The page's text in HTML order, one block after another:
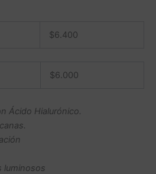
$6.400
$6.000
Ácido Hialurónico.
luminosos